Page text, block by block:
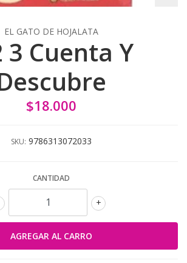
EL GATO DE HOJALATA
3 Cuenta Y
$18.000
SKU: 9786313072033
CANTIDAD
+